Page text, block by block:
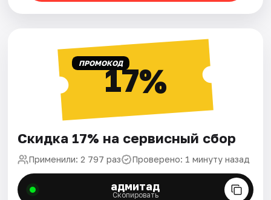
ПРОМОКОД17%
Скидка 17% на сервисный сбор
Применили: 2 797 раз Проверено: 1 минуту назад
адмитад
Скопировать